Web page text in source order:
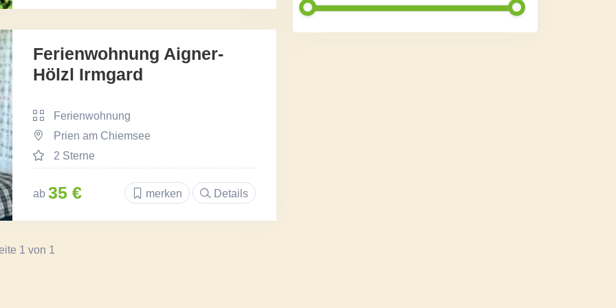
Ferienwohnung Aigner-
Hölzl Irmgard
Ferienwohnung
Prien am Chiemsee
2 Sterne
ab 35 € merken Details
1 von 1